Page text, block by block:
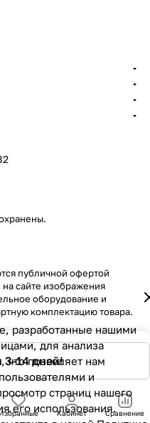
3-14 дней!
Кабинет Сравнение
разработанные нашими
для анализа
что позволяет нам
и
страниц нашего
его использования.
публичной офертой
сайте изображения
оборудование и
комплектацию товара.